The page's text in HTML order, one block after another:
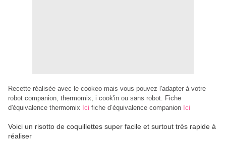
Recette réalisée avec le cookeo mais vous pouvez l'adapter à votre
robot companion, thermomix, i cook'in ou sans robot. Fiche
d'équivalence thermomix Ici fiche d’équivalence companion Ici
Voici un risotto de coquillettes super facile et surtout très rapide à
réaliser